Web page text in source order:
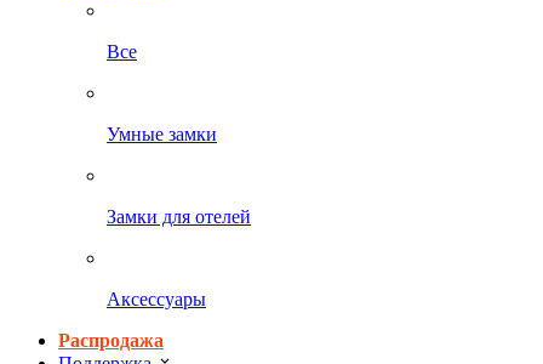
Все
Умные замки
Замки для отелей
Аксессуары
Распродажа